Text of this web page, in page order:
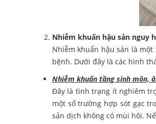
Nhiễm khuẩn hậu sản nguy
Nhiễm khuẩn hậu sản là
bệnh. Dưới đây là các hình
Nhiễm khuẩn tầng sinh môn,
Đây là tình trạng ít nghiêm
một số trường hợp sót gạc
sản dịch không có mùi hôi.